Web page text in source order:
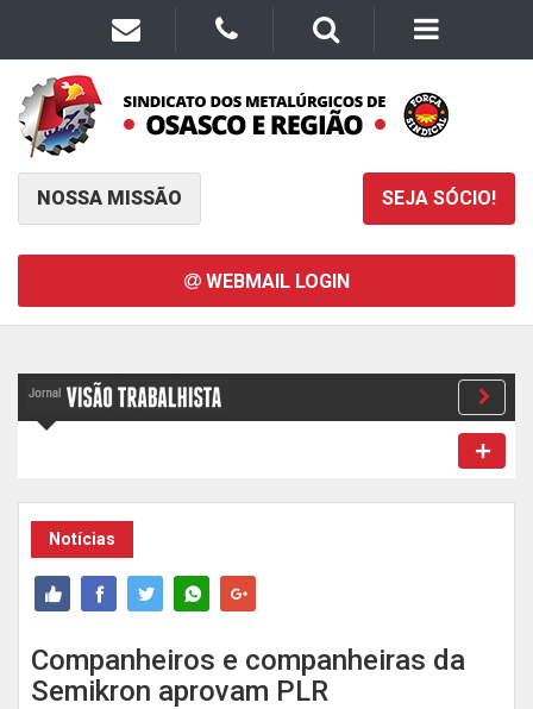
NOSSA MISSÃO SEJA SÓCIO!
WEBMAIL LOGIN
Notícias
Companheiros e companheiras da
Semikron aprovam PLR